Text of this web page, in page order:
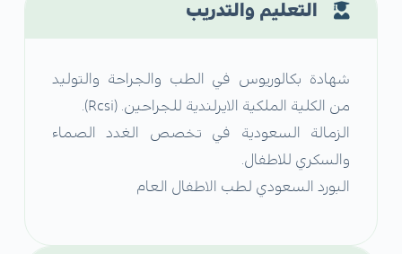
التعليم والتدريب
شهادة بكالوريوس في الطب والجراحة والتوليد
من الكلية الملكية الايرلندية للجراحين. (Rcsi).
الزمالة السعودية في تخصص الغدد الصماء
والسكري للاطفال.
البورد السعودي لطب الاطفال العام